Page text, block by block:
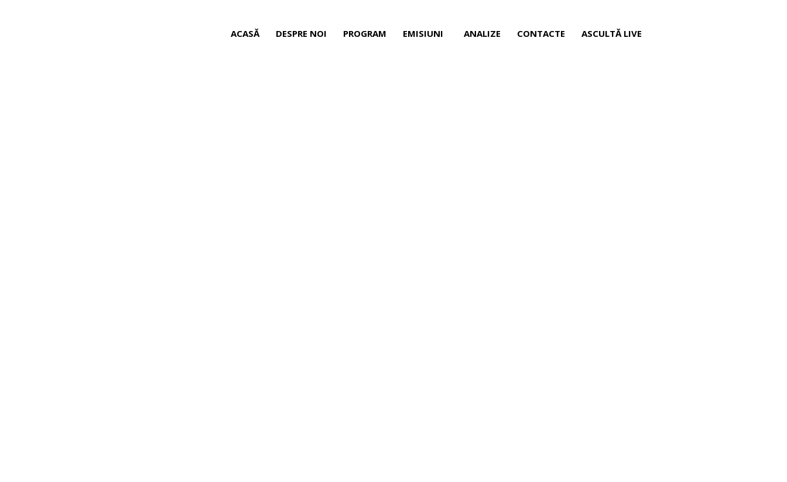
ACASĂ DESPRE NOI PROGRAM EMISIUNI ANALIZE CONTACTE ASCULTĂ LIVE